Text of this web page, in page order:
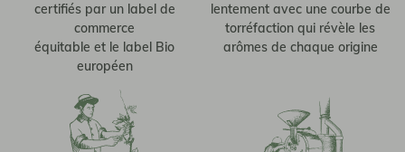
certifiés par un label de
commerce
équitable et le label Bio
européen
lentement avec une courbe de
torréfaction qui révèle les
arômes de chaque origine